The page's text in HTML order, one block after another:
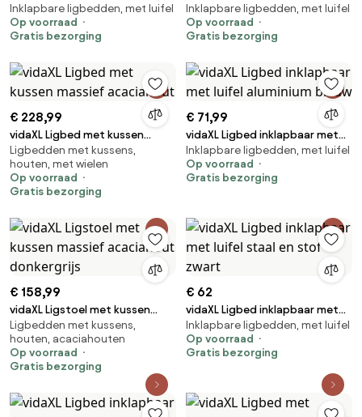
inklapbaar staal grijs
Inklapbare ligbedden, met luifel
Op voorraad
Gratis bezorging
luifel aluminium rood
Inklapbare ligbedden, met luifel
Op voorraad
Gratis bezorging
€ 228,99
vidaXL Ligbed met kussen
massief acaciahout
Ligbedden met kussens,
houten, met wielen
Op voorraad
Gratis bezorging
€ 71,99
vidaXL Ligbed inklapbaar met
luifel aluminium blauw
Inklapbare ligbedden, met luifel
Op voorraad
Gratis bezorging
€ 158,99
vidaXL Ligstoel met kussen
massief acaciahout donkergrijs
Ligbedden met kussens,
houten, acaciahouten
Op voorraad
Gratis bezorging
€ 62
vidaXL Ligbed inklapbaar met
luifel staal en stof zwart
Inklapbare ligbedden, met luifel
Op voorraad
Gratis bezorging